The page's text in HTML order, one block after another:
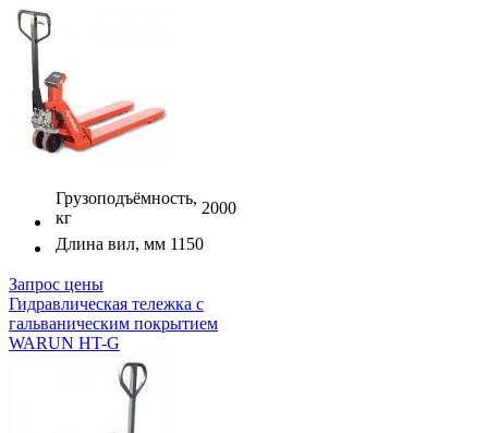
Грузоподъёмность,
кг
2000
Длина вил, мм 1150
Запрос цены
Гидравлическая тележка c
гальваническим покрытием
WARUN HT-G